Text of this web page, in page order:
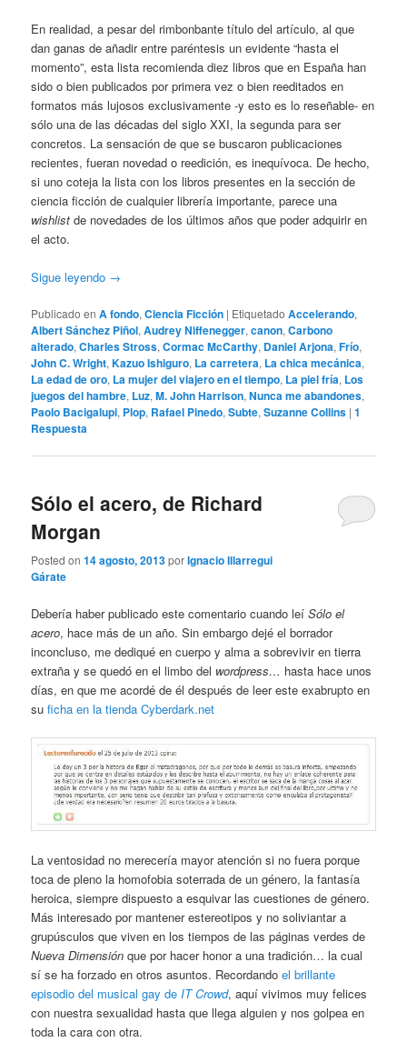
En realidad, a pesar del rimbonbante título del artículo, al que
dan ganas de añadir entre paréntesis un evidente “hasta el
momento”, esta lista recomienda diez libros que en España han
sido o bien publicados por primera vez o bien reeditados en
formatos más lujosos exclusivamente -y esto es lo reseñable- en
sólo una de las décadas del siglo XXI, la segunda para ser
concretos. La sensación de que se buscaron publicaciones
recientes, fueran novedad o reedición, es inequívoca. De hecho,
si uno coteja la lista con los libros presentes en la sección de
ciencia ficción de cualquier librería importante, parece una
wishlist de novedades de los últimos años que poder adquirir en
el acto.
Sigue leyendo →
Publicado en A fondo,Ciencia Ficción | Etiquetado Accelerando,
Albert Sánchez Piñol,Audrey Niffenegger,canon,Carbono
alterado,Charles Stross,Cormac McCarthy, Daniel Arjona,Frío,
John C. Wright,Kazuo Ishiguro, La carretera, La chica mecánica,
La edad de oro, La mujer del viajero en el tiempo, La piel fría, Los
juegos del hambre, Luz,M. John Harrison,Nunca me abandones,
Paolo Bacigalupi, Plop, Rafael Pinedo,Subte,Suzanne Collins |1
Respuesta
Sólo el acero, de Richard
Morgan
Posted on14 agosto, 2013porIgnacio Illarregui
Gárate
Debería haber publicado este comentario cuando leíSólo el
acero, hace más de un año. Sin embargo dejé el borrador
inconcluso, me dediqué en cuerpo y alma a sobrevivir en tierra
extraña y se quedó en el limbo del wordpress… hasta hace unos
días, en que me acordé de él después de leer este exabrupto en
suficha en la tienda Cyberdark.net
La ventosidad no merecería mayor atención si no fuera porque
toca de pleno la homofobia soterrada de un género, la fantasía
heroica, siempre dispuesto a esquivar las cuestiones de género.
Más interesado por mantener estereotipos y no soliviantar a
grupúsculos que viven en los tiempos de las páginas verdes de
Nueva Dimensión que por hacer honor a una tradición… la cual
sí se ha forzado en otros asuntos. Recordandoel brillante
episodio del musical gay deIT Crowd, aquí vivimos muy felices
con nuestra sexualidad hasta que llega alguien y nos golpea en
toda la cara con otra.